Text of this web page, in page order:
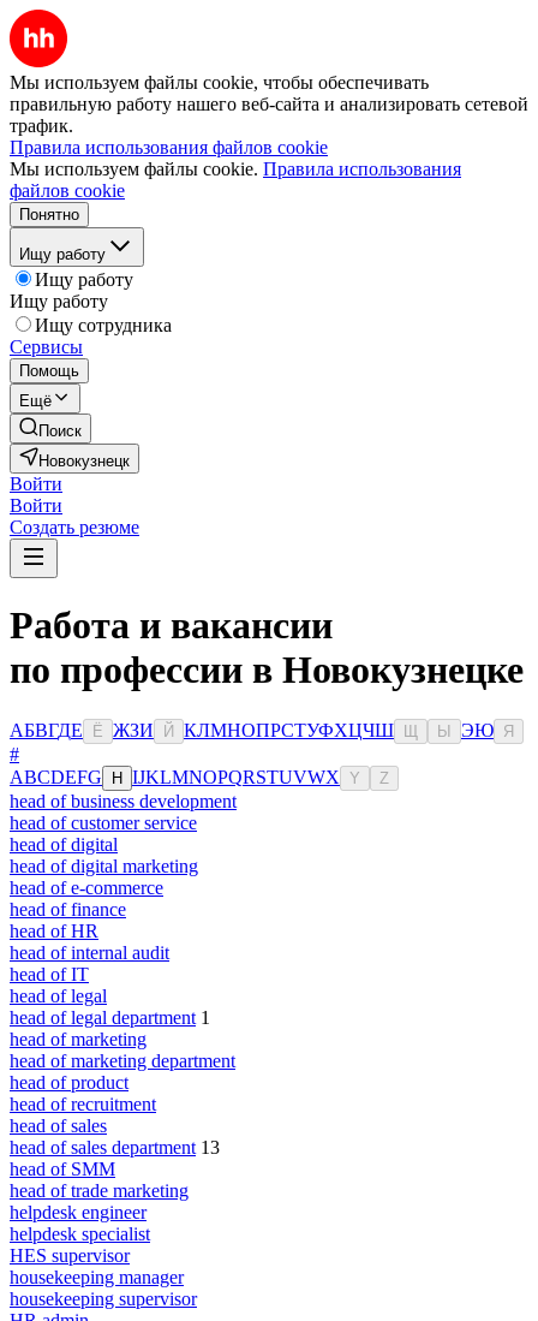
Мы используем файлы cookie, чтобы обеспечивать
правильную работу нашего веб-сайта и анализировать сетевой
трафик.
Правила использования файлов cookie
Мы используем файлы cookie. Правила использования
файлов cookie
Понятно
Ищу работу
Ищу работу
Ищу работу
Ищу сотрудника
Сервисы
Помощь
Ещё
Поиск
Новокузнецк
Войти
Войти
Создать резюме
Работа и вакансии
по профессии в Новокузнецке
АБВГДЕ Ё ЖЗИ Й КЛМНОПРСТУФХЦЧШ Ы ЭЮ Я
#
ABCDEFG H IJKLMNOPQRSTUVWX Y Z
head of business development
head of customer service
head of digital
head of digital marketing
head of e-commerce
head of finance
head of HR
head of internal audit
head of IT
head of legal
head of legal department 1
head of marketing
head of marketing department
head of product
head of recruitment
head of sales
head of sales department 13
head of SMM
head of trade marketing
helpdesk engineer
helpdesk specialist
HES supervisor
housekeeping manager
housekeeping supervisor